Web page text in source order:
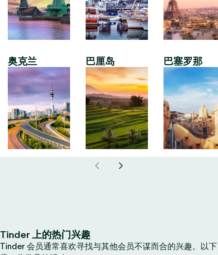
奥克兰 巴厘岛 巴塞罗那
Tinder 上的热门兴趣
Tinder 会员通常喜欢寻找与其他会员不谋而合的兴趣。以下